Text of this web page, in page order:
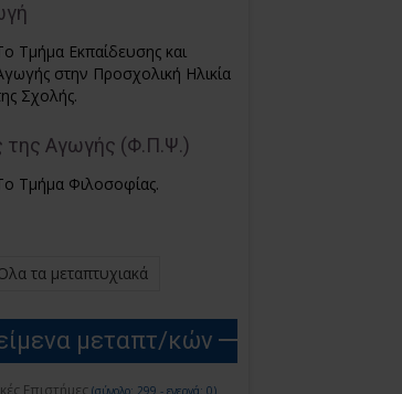
Τμήμα Εκπαίδευσης και
στην Προσχολική Ηλικία
Σχολής.
της Αγωγής (Φ.Π.Ψ.)
Τμήμα Φιλοσοφίας.
τα μεταπτυχιακά
μεταπτ/κών
Επιστήμες (σύνολο: 299 - ενεργά: 0)